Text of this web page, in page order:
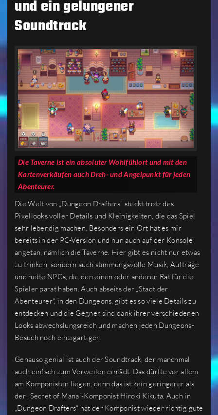
und ein gelungener
Soundtrack
Die Taverne ist ein absoluter Wohlfühlort und mit den
Kartenverkäufen auch Dreh- und Angelpunkt für jeden
Abenteurer.
Die Welt von „Dungeon Drafters“ steckt trotz des
Pixellooks voller Details und Kleinigkeiten, die das Spiel
sehr lebendig machen. Besonders ein Ort hat es mir
bereits in der PC-Version und nun auch auf der Konsole
angetan, nämlich die Taverne. Hier gibt es nicht nur etwas
zu trinken, sondern auch stimmungsvolle Musik, Aufträge
und nette NPCs, die den einen oder anderen Rat für die
Spieler parat haben. Auch abseits der „Stadt der
Abenteurer“, in den Dungeons, gibt es so viele Details zu
entdecken und die Gegner sind dank ihrer verschiedenen
Looks abwechslungsreich und machen jeden Dungeons-
Besuch noch einzigartiger.
Genauso genial ist auch der Soundtrack, der manchmal
auch einfach zum Verweilen einlädt. Das dürfte vor allem
am Komponisten liegen, denn das ist kein geringerer als
der „Secret of Mana“-Komponist Hiroki Kikuta. Auch in
„Dungeon Drafters“ hat der Komponist wieder richtig gute